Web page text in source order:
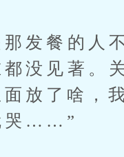
发餐的人
没见著。
放了啥，
哭……”